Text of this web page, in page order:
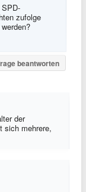
zufolge
beantworten
der
sich mehrere,